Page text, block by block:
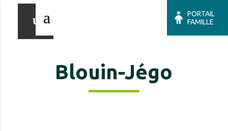
PORTAIL
FAMILLE
Blouin-Jégo